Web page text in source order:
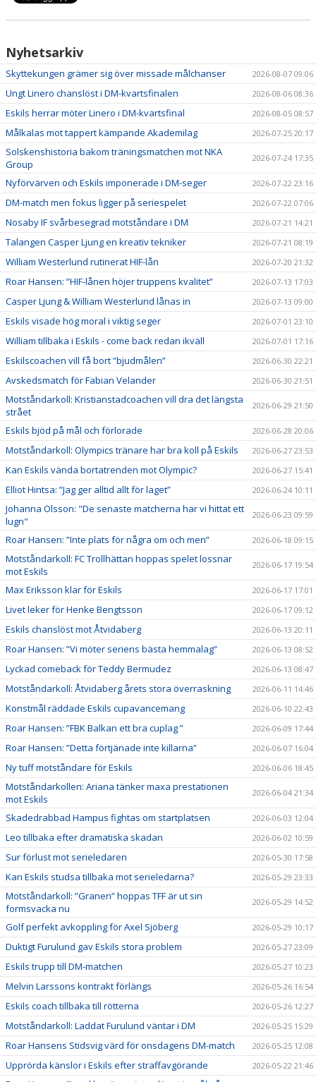
Nyhetsarkiv
Skyttekungen grämer sig över missade målchanser 2026-08-07 09:06
Ungt Linero chanslöst i DM-kvartsfinalen 2026-08-06 08:36
Eskils herrar möter Linero i DM-kvartsfinal 2026-08-05 08:57
Målkalas mot tappert kämpande Akademilag 2026-07-25 20:17
Solskenshistoria bakom träningsmatchen mot NKA
Group
2026-07-24 17:35
Nyförvärven och Eskils imponerade i DM-seger 2026-07-22 23:16
DM-match men fokus ligger på seriespelet 2026-07-22 07:06
Nosaby IF svårbesegrad motståndare i DM 2026-07-21 14:21
Talangen Casper Ljung en kreativ tekniker 2026-07-21 08:19
William Westerlund rutinerat HIF-lån 2026-07-20 21:32
Roar Hansen: ”HIF-lånen höjer truppens kvalitet” 2026-07-13 17:03
Casper Ljung & William Westerlund lånas in 2026-07-13 09:00
Eskils visade hög moral i viktig seger 2026-07-01 23:10
William tillbaka i Eskils - come back redan ikväll 2026-07-01 17:16
Eskilscoachen vill få bort ”bjudmålen” 2026-06-30 22:21
Avskedsmatch för Fabian Velander 2026-06-30 21:51
Motståndarkoll: Kristianstadcoachen vill dra det längsta
strået
2026-06-29 21:50
Eskils bjöd på mål och förlorade 2026-06-28 20:06
Motståndarkoll: Olympics tränare har bra koll på Eskils 2026-06-27 23:53
Kan Eskils vända bortatrenden mot Olympic? 2026-06-27 15:41
Elliot Hintsa: ”Jag ger alltid allt för laget” 2026-06-24 10:11
Johanna Olsson: "De senaste matcherna har vi hittat ett
lugn"
2026-06-23 09:59
Roar Hansen: ”Inte plats för några om och men” 2026-06-18 09:15
Motståndarkoll: FC Trollhättan hoppas spelet lossnar
mot Eskils
2026-06-17 19:54
Max Eriksson klar för Eskils 2026-06-17 17:01
Livet leker för Henke Bengtsson 2026-06-17 09:12
Eskils chanslöst mot Åtvidaberg 2026-06-13 20:11
Roar Hansen: ”Vi möter seriens bästa hemmalag” 2026-06-13 08:52
Lyckad comeback för Teddy Bermudez 2026-06-13 08:47
Motståndarkoll: Åtvidaberg årets stora överraskning 2026-06-11 14:46
Konstmål räddade Eskils cupavancemang 2026-06-10 22:43
Roar Hansen: ”FBK Balkan ett bra cuplag ” 2026-06-09 17:44
Roar Hansen: ”Detta förtjänade inte killarna” 2026-06-07 16:04
Ny tuff motståndare för Eskils 2026-06-06 18:45
Motståndarkollen: Ariana tänker maxa prestationen
mot Eskils
2026-06-04 21:34
Skadedrabbad Hampus fightas om startplatsen 2026-06-03 12:04
Leo tillbaka efter dramatiska skadan 2026-06-02 10:59
Sur förlust mot serieledaren 2026-05-30 17:58
Kan Eskils studsa tillbaka mot serieledarna? 2026-05-29 23:33
Motståndarkoll: ”Granen” hoppas TFF är ut sin
formsvacka nu
2026-05-29 14:52
Golf perfekt avkoppling för Axel Sjöberg 2026-05-29 10:17
Duktigt Furulund gav Eskils stora problem 2026-05-27 23:09
Eskils trupp till DM-matchen 2026-05-27 10:23
Melvin Larssons kontrakt förlängs 2026-05-26 16:54
Eskils coach tillbaka till rötterna 2026-05-26 12:27
Motståndarkoll: Laddat Furulund väntar i DM 2026-05-25 15:29
Roar Hansens Stidsvig värd för onsdagens DM-match 2026-05-25 12:08
Upprörda känslor i Eskils efter straffavgörande 2026-05-22 21:46